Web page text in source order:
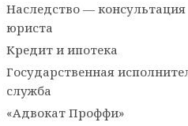
Наследство — консультация
юриста
Кредит и ипотека
Государственная
служба
«Адвокат Проффи»